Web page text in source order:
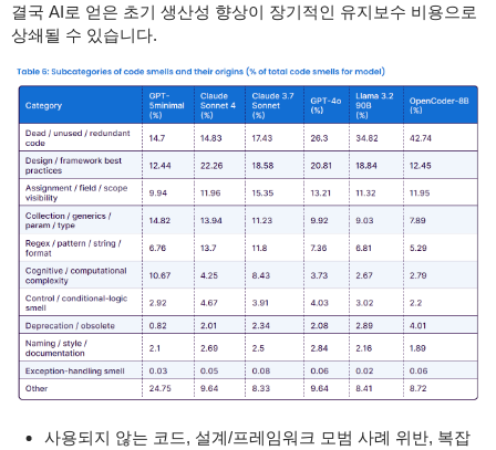
결국 AI로 얻은 초기 생산성 향상이 장기적인 유지보수 비용으로
상쇄될 수 있습니다.
사용되지 않는 코드, 설계/프레임워크 모범 사례 위반, 복잡